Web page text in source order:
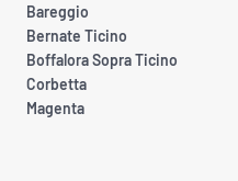
Bareggio
Bernate Ticino
Boffalora Sopra Ticino
Corbetta
Magenta